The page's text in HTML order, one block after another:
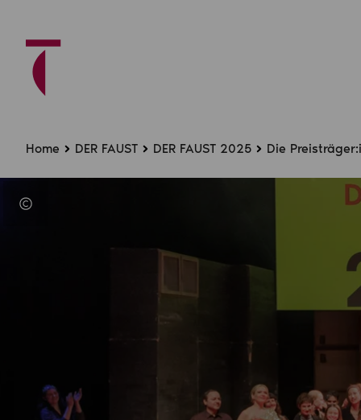
Home DER FAUST DER FAUST 2025 Die